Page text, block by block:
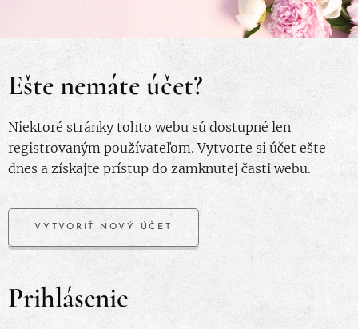
Ešte nemáte účet?
Niektoré stránky tohto webu sú dostupné len
registrovaným používateľom. Vytvorte si účet ešte
dnes a získajte prístup do zamknutej časti webu.
VYTVORIŤ NOVÝ ÚČET
Prihlásenie